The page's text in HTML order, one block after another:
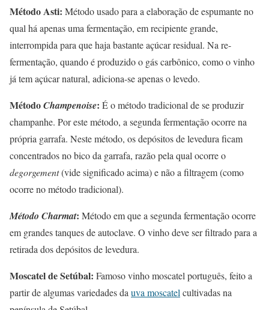
Método Asti: Método usado para a elaboração de espumante no
qual há apenas uma fermentação, em recipiente grande,
interrompida para que haja bastante açúcar residual. Na re-
fermentação, quando é produzido o gás carbônico, como o vinho
já tem açúcar natural, adiciona-se apenas o levedo.
MétodoChampenoise: É o método tradicional de se produzir
champanhe. Por este método, a segunda fermentação ocorre na
própria garrafa. Neste método, os depósitos de levedura ficam
concentrados no bico da garrafa, razão pela qual ocorre o
degorgement(vide significado acima) e não a filtragem (como
ocorre no método tradicional).
Método Charmat: Método em que a segunda fermentação ocorre
em grandes tanques de autoclave. O vinho deve ser filtrado para a
retirada dos depósitos de levedura.
Moscatel de Setúbal: Famoso vinho moscatel português, feito a
partir de algumas variedades da uva moscatel cultivadas na